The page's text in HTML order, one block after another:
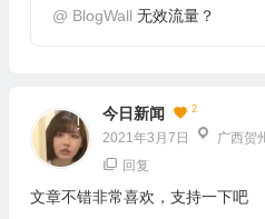
@ BlogWall 无效流量？
今日新闻 2
2021年3月7日 广西贺
回复
文章不错非常喜欢，支持一下吧